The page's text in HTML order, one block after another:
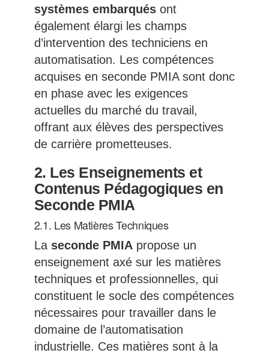
systèmes embarquésont
également élargi les champs
d’intervention des techniciens en
automatisation. Les compétences
acquises en seconde PMIA sont donc
en phase avec les exigences
actuelles du marché du travail,
offrant aux élèves des perspectives
de carrière prometteuses.
2. Les Enseignements et
Contenus Pédagogiques en
Seconde PMIA
2.1. Les Matières Techniques
La seconde PMIApropose un
enseignement axé sur les matières
techniques et professionnelles, qui
constituent le socle des compétences
nécessaires pour travailler dans le
domaine de l’automatisation
industrielle. Ces matières sont à la